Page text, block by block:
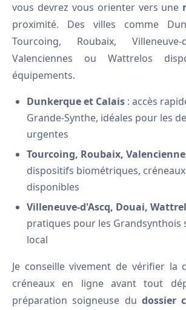
vous devrez vous orienter vers une
proximité. Des villes comme
Tourcoing, Roubaix, Villeneuve-
Valenciennes ou Wattrelos
équipements.
Dunkerque et Calais : accès
Grande-Synthe, idéales pour les
urgentes
Tourcoing, Roubaix,
dispositifs biométriques,
disponibles
Villeneuve-d'Ascq, Douai,
pratiques pour les Grandsynthois
local
Je conseille vivement de vérifier la
créneaux en ligne avant tout
préparation soigneuse du dossier